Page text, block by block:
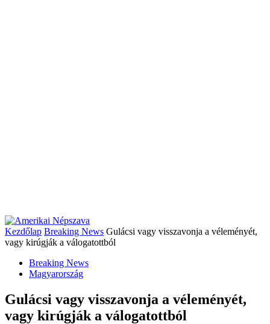
Kezdőlap Breaking News Gulácsi vagy visszavonja a véleményét,
vagy kirúgják a válogatottból
Breaking News
Magyarország
Gulácsi vagy visszavonja a véleményét,
vagy kirúgják a válogatottból